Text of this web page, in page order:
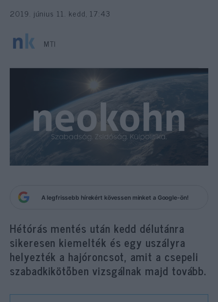
2019. június 11. kedd, 17:43
MTI
A legfrissebb hírekért kövessen minket a Google-ön!
Hétórás mentés után kedd délutánra
sikeresen kiemelték és egy uszályra
helyezték a hajóroncsot, amit a csepeli
szabadkikötőben vizsgálnak majd tovább.